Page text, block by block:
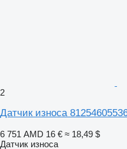
2
Датчик износа
6 751 AMD 16 € ≈ 18,49 $
Датчик износа